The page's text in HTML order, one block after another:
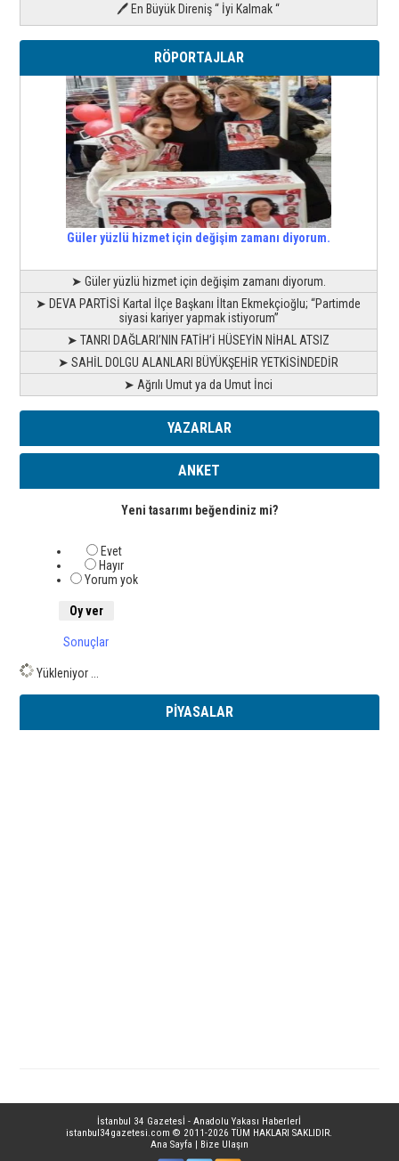
🖊 En Büyük Direniş “ İyi Kalmak “
RÖPORTAJLAR
Güler yüzlü hizmet için değişim zamanı diyorum.
➤ Güler yüzlü hizmet için değişim zamanı diyorum.
➤ DEVA PARTİSİ Kartal İlçe Başkanı İltan Ekmekçioğlu; “Partimde
siyasi kariyer yapmak istiyorum”
➤ TANRI DAĞLARI’NIN FATİH’İ HÜSEYİN NİHAL ATSIZ
➤ SAHİL DOLGU ALANLARI BÜYÜKŞEHİR YETKİSİNDEDİR
➤ Ağrılı Umut ya da Umut İnci
YAZARLAR
ANKET
Yeni tasarımı beğendiniz mi?
Evet
Hayır
Yorum yok
Sonuçlar
Yükleniyor ...
PİYASALAR
İstanbul 34 Gazetesİ - Anadolu Yakası Haberlerİ
istanbul34gazetesi.com © 2011-2026 TÜM HAKLARI SAKLIDIR.
Ana Sayfa | Bize Ulaşın